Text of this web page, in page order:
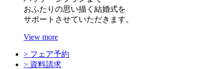
おふたりの思い描く結婚式を
サポートさせていただきます。
View more
> フェア予約
> 資料請求